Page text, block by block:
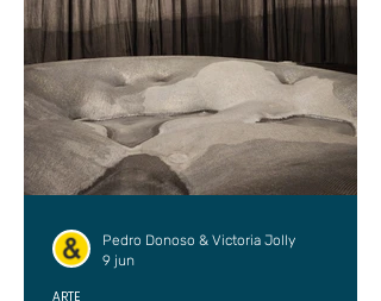
ARTE
Pedro Donoso & Victoria Jolly
9 jun